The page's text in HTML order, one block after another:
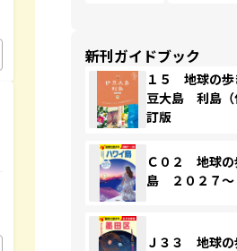
新刊ガイドブック
１５ 地球の
豆大島 利島（
訂版
Ｃ０２ 地球
島 ２０２７～
Ｊ３３ 地球